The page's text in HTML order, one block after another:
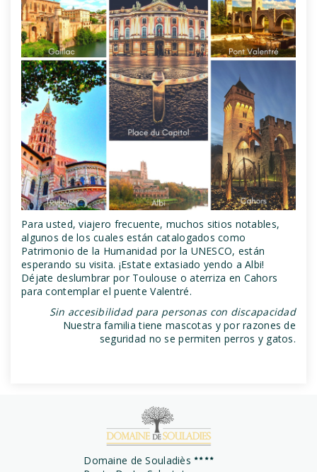
Para usted, viajero frecuente, muchos sitios notables,
algunos de los cuales están catalogados como
Patrimonio de la Humanidad por la UNESCO, están
esperando su visita. ¡Estate extasiado yendo a Albi!
Déjate deslumbrar por Toulouse o aterriza en Cahors
para contemplar el puente Valentré.
Sin accesibilidad para personas con discapacidad
Nuestra familia tiene mascotas y por razones de
seguridad no se permiten perros y gatos.
Domaine de Souladiès